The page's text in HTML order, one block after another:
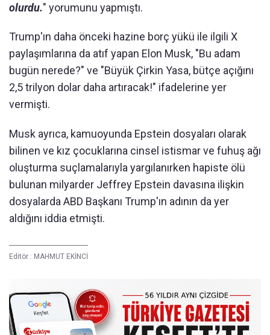
olurdu." yorumunu yapmıştı.
Trump'ın daha önceki hazine borç yükü ile ilgili X
paylaşımlarına da atıf yapan Elon Musk, "Bu adam
bugün nerede?" ve "Büyük Çirkin Yasa, bütçe açığını
2,5 trilyon dolar daha artıracak!" ifadelerine yer
vermişti.
Musk ayrıca, kamuoyunda Epstein dosyaları olarak
bilinen ve kız çocuklarına cinsel istismar ve fuhuş ağı
oluşturma suçlamalarıyla yargılanırken hapiste ölü
bulunan milyarder Jeffrey Epstein davasına ilişkin
dosyalarda ABD Başkanı Trump'ın adının da yer
aldığını iddia etmişti.
Editör : MAHMUT EKİNCİ